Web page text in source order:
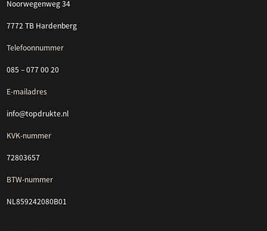
Noorwegenweg 34
7772 TB Hardenberg
Telefoonnummer
085 – 077 00 20
E-mailadres
info@topdrukte.nl
KVK-nummer
72803657
BTW-nummer
NL859242080B01